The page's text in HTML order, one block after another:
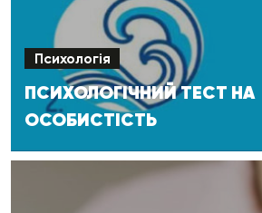
Психологія
ПСИХОЛОГІЧНИЙ ТЕСТ НА
ОСОБИСТІСТЬ